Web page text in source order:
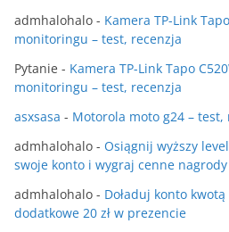
admhalohalo - Kamera TP-Link
monitoringu – test, recenzja
Pytanie - Kamera TP-Link Tapo
monitoringu – test, recenzja
asxsasa - Motorola moto g24 – test,
admhalohalo - Osiągnij wyższy
swoje konto i wygraj cenne nagrody
admhalohalo - Doładuj konto
dodatkowe 20 zł w prezencie